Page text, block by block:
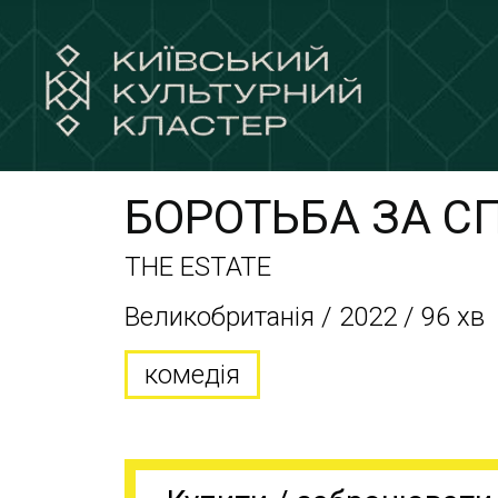
БОРОТЬБА ЗА
THE ESTATE
Великобританія / 2022 / 96 хв
комедія